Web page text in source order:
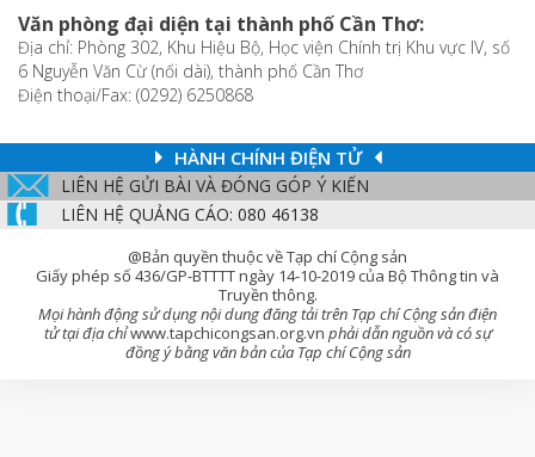
Văn phòng đại diện tại thành phố Cần Thơ:
Địa chỉ: Phòng 302, Khu Hiệu Bộ, Học viện Chính trị Khu vực IV, số
6 Nguyễn Văn Cừ (nối dài), thành phố Cần Thơ
Điện thoại/Fax: (0292) 6250868
HÀNH CHÍNH ĐIỆN TỬ
LIÊN HỆ GỬI BÀI VÀ ĐÓNG GÓP Ý KIẾN
LIÊN HỆ QUẢNG CÁO: 080 46138
@Bản quyền thuộc về Tạp chí Cộng sản
Giấy phép số 436/GP-BTTTT ngày 14-10-2019 của Bộ Thông tin và
Truyền thông.
Mọi hành động sử dụng nội dung đăng tải trên Tạp chí Cộng sản điện
tử tại địa chỉwww.tapchicongsan.org.vn phải dẫn nguồn và có sự
đồng ý bằng văn bản của Tạp chí Cộng sản